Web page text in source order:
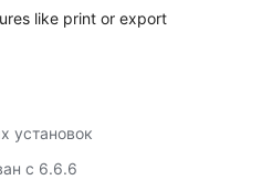
like print or export
установок
с 6.6.6